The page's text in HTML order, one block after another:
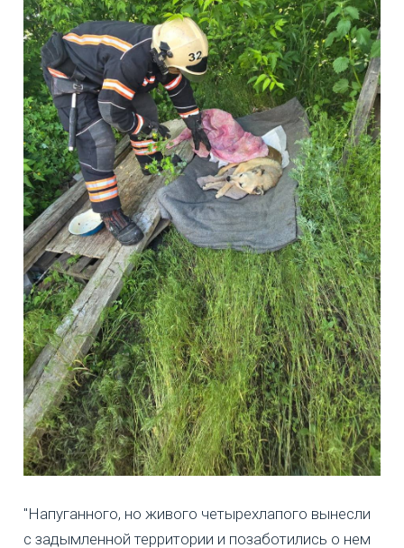
"Напуганного, но живого четырехлапого вынесли
с задымленной территории и позаботились о нем